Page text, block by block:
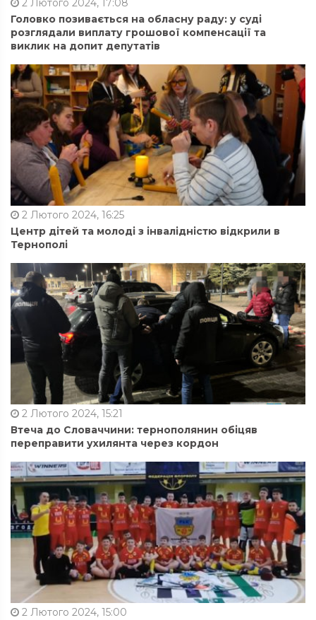
2 Лютого 2024, 17:08
Головко позивається на обласну раду: у суді
розглядали виплату грошової компенсації та
виклик на допит депутатів
2 Лютого 2024, 16:25
Центр дітей та молоді з інвалідністю відкрили в
Тернополі
2 Лютого 2024, 15:21
Втеча до Словаччини: тернополянин обіцяв
переправити ухилянта через кордон
2 Лютого 2024, 15:00